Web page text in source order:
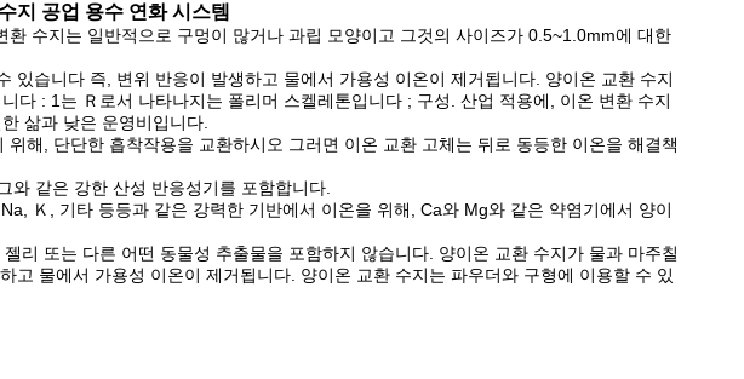
지 공업 용수 연화 시스템
수지는 일반적으로 구멍이 많거나 과립 모양이고 그것의 사이즈가 0.5~1.0mm에 대한
습니다 즉, 변위 반응이 발생하고 물에서 가용성 이온이 제거됩니다. 양이온 교환 수지
다 : 1는 Ｒ로서 나타나지는 폴리머 스켈레톤입니다 ; 구성. 산업 적용에, 이온 변환 수지
삶과 낮은 운영비입니다.
해, 단단한 흡착작용을 교환하시오 그러면 이온 교환 고체는 뒤로 동등한 이온을 해결책
같은 강한 산성 반응성기를 포함합니다.
Ｋ, 기타 등등과 같은 강력한 기반에서 이온을 위해, Ca와 Mg와 같은 약염기에서 양이
리 또는 다른 어떤 동물성 추출물을 포함하지 않습니다. 양이온 교환 수지가 물과 마주칠
물에서 가용성 이온이 제거됩니다. 양이온 교환 수지는 파우더와 구형에 이용할 수 있